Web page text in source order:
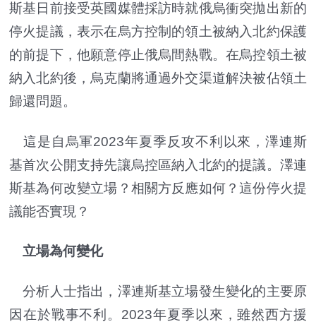
斯基日前接受英國媒體採訪時就俄烏衝突拋出新的
停火提議，表示在烏方控制的領土被納入北約保護
的前提下，他願意停止俄烏間熱戰。在烏控領土被
納入北約後，烏克蘭將通過外交渠道解決被佔領土
歸還問題。
這是自烏軍2023年夏季反攻不利以來，澤連斯
基首次公開支持先讓烏控區納入北約的提議。澤連
斯基為何改變立場？相關方反應如何？這份停火提
議能否實現？
立場為何變化
分析人士指出，澤連斯基立場發生變化的主要原
因在於戰事不利。2023年夏季以來，雖然西方援